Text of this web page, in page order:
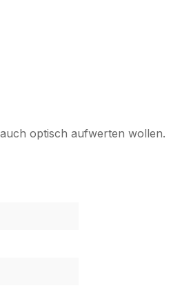
optisch aufwerten wollen.